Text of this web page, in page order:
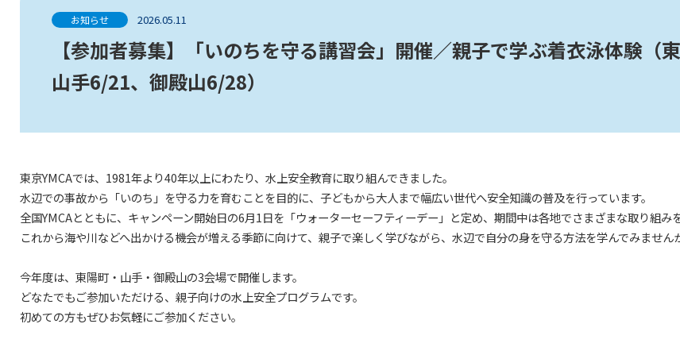
お知らせ 2026.05.11
【参加者募集】「いのちを守る講習会」開催／親子で学ぶ着衣泳体験（
山手6/21、御殿山6/28）
東京YMCAでは、1981年より40年以上にわたり、水上安全教育に取り組んできました。
水辺での事故から「いのち」を守る力を育むことを目的に、子どもから大人まで幅広い世代へ安全知識の普及を行っています。
全国YMCAとともに、キャンペーン開始日の6月1日を「ウォーターセーフティーデー」と定め、期間中は各地でさまざまな取り組み
これから海や川などへ出かける機会が増える季節に向けて、親子で楽しく学びながら、水辺で自分の身を守る方法を学んでみません
今年度は、東陽町・山手・御殿山の3会場で開催します。
どなたでもご参加いただける、親子向けの水上安全プログラムです。
初めての方もぜひお気軽にご参加ください。